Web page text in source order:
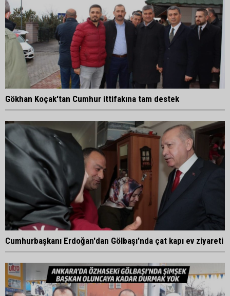
Gökhan Koçak'tan Cumhur ittifakına tam destek
Cumhurbaşkanı Erdoğan'dan Gölbaşı'nda çat kapı ev ziyareti